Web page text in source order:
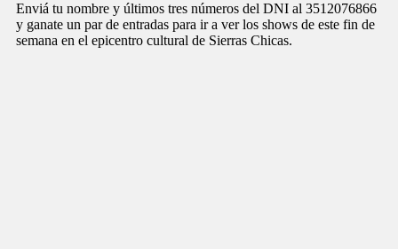
Enviá tu nombre y últimos tres números del DNI al 3512076866
y ganate un par de entradas para ir a ver los shows de este fin de
semana en el epicentro cultural de Sierras Chicas.